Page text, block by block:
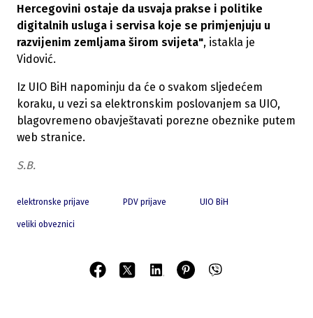
Hercegovini ostaje da usvaja prakse i politike
digitalnih usluga i servisa koje se primjenjuju u
razvijenim zemljama širom svijeta", istakla je
Vidović.
Iz UIO BiH napominju da će o svakom sljedećem
koraku, u vezi sa elektronskim poslovanjem sa UIO,
blagovremeno obavještavati porezne obeznike putem
web stranice.
S.B.
elektronske prijave PDV prijave UIO BiH
veliki obveznici